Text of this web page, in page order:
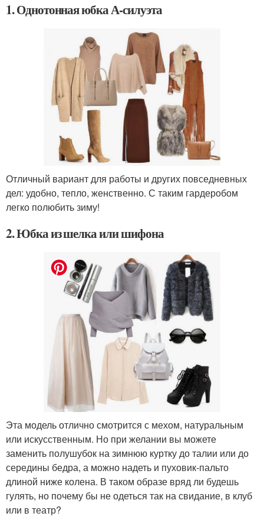
1. Однотонная юбка А-силуэта
Отличный вариант для работы и других повседневных
дел: удобно, тепло, женственно. С таким гардеробом
легко полюбить зиму!
2. Юбка из шелка или шифона
Эта модель отлично смотрится с мехом, натуральным
или искусственным. Но при желании вы можете
заменить полушубок на зимнюю куртку до талии или до
середины бедра, а можно надеть и пуховик-пальто
длиной ниже колена. В таком образе вряд ли будешь
гулять, но почему бы не одеться так на свидание, в клуб
или в театр?